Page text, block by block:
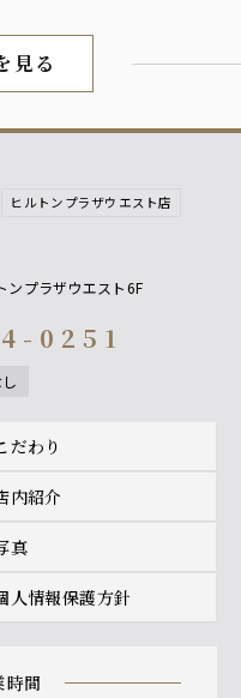
見る
ヒルトンプラザウエスト店
ンプラザウエスト6F
0251
なし
こだわり
店内紹介
写真
個人情報保護方針
時間